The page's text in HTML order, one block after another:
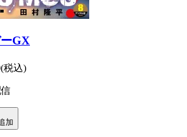
GX
(税込)
加